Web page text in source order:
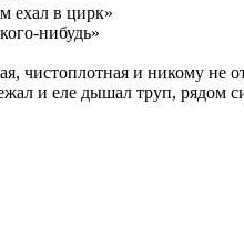
ехал в цирк»
нибудь»
чистоплотная и никому не
и еле дышал труп, рядом